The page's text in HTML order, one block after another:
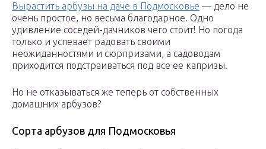
Вырастить арбузы на даче в Подмосковье — дело не
очень простое, но весьма благодарное. Одно
удивление соседей-дачников чего стоит! Но погода
только и успевает радовать своими
неожиданностями и сюрпризами, а садоводам
приходится подстраиваться под все ее капризы.
Но не отказываться же теперь от собственных
домашних арбузов?
Сорта арбузов для Подмосковья